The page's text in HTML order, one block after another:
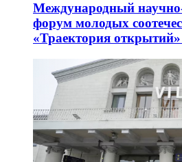
Международный
форум молодых
«Траектория